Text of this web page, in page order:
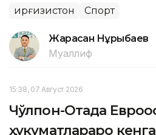
Қирғизистон Спорт
Жарасқан Нұрыбаев
Муаллиф
15:38, 07 Август 2026
Чўлпон-Отада
ҳукуматлараро